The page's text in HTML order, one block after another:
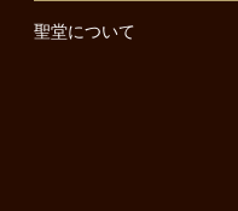
聖堂について